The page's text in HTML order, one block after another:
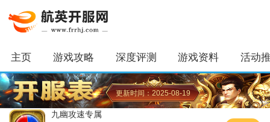
主页 游戏攻略 深度评测 游戏资料 活动
更新时间：2025-08-19
九幽攻速专属